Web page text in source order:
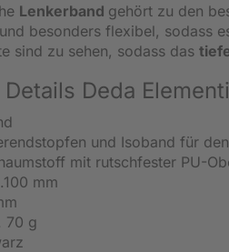
Lenkerband gehört zu den
besonders flexibel, sodass
sind zu sehen, sodass das
Deda
und Isoband für
mit rutschfester PU-
mm
70 g